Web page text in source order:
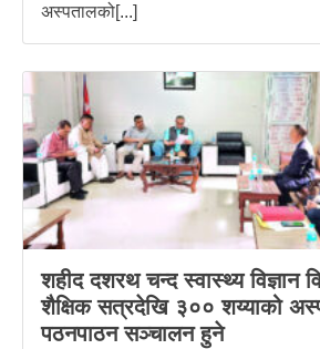
अस्पतालको[...]
शहीद दशरथ चन्द स्वास्थ्य विज्ञान
शैक्षिक सत्रदेखि ३०० शय्याको
पठनपाठन सञ्चालन हुने